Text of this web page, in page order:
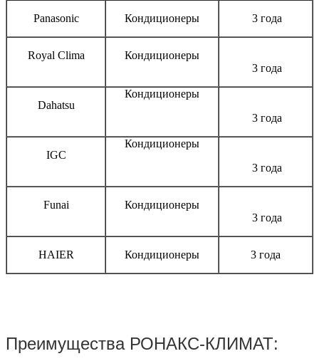
Panasonic Кондиционеры 3 года
Royal Clima
Кондиционеры
3 года
Dahatsu
Кондиционеры
3 года
IGC
Кондиционеры
3 года
Funai
Кондиционеры
3 года
HAIER Кондиционеры 3 года
Преимущества РОНАКС-КЛИМАТ: